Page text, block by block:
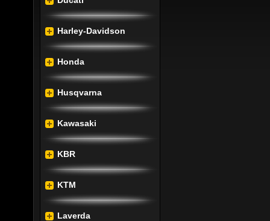
Harley-Davidson
Honda
Husqvarna
Kawasaki
KBR
KTM
Laverda